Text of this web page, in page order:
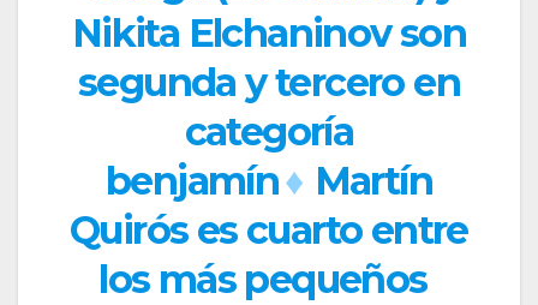
Nikita Elchaninov son
segunda y tercero en
categoría
benjamín♦ Martín
Quirós es cuarto entre
los más pequeños